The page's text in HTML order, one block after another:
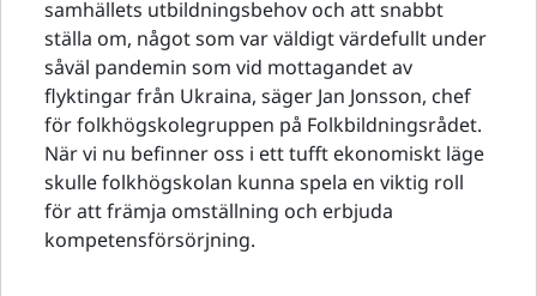
samhällets utbildningsbehov och att snabbt
ställa om, något som var väldigt värdefullt under
såväl pandemin som vid mottagandet av
flyktingar från Ukraina, säger Jan Jonsson, chef
för folkhögskolegruppen på Folkbildningsrådet.
När vi nu befinner oss i ett tufft ekonomiskt läge
skulle folkhögskolan kunna spela en viktig roll
för att främja omställning och erbjuda
kompetensförsörjning.